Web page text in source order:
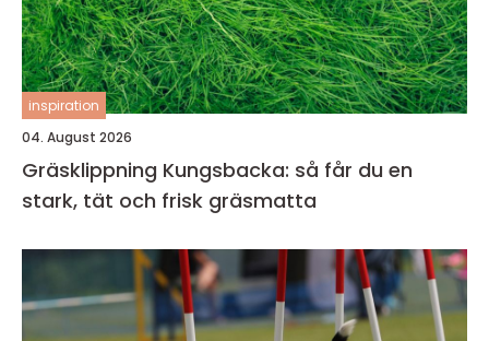
inspiration
04. August 2026
Gräsklippning Kungsbacka: så får du en
stark, tät och frisk gräsmatta